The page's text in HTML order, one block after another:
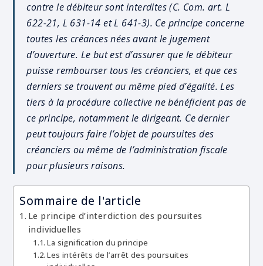
contre le débiteur sont interdites(C. Com. art. L
622-21, L 631-14 et L 641-3). Ce principe concerne
toutes les créances nées avant le jugement
d’ouverture. Le but est d’assurer que le débiteur
puisse rembourser tous les créanciers, et que ces
derniers se trouvent au même pied d’égalité. Les
tiers à la procédure collective ne bénéficient pas de
ce principe, notamment le dirigeant. Ce dernier
peut toujours faire l’objet de poursuites des
créanciers ou même de l’administration fiscale
pour plusieurs raisons.
Sommaire de l'article
Le principe d’interdiction des poursuites
individuelles
La signification du principe
Les intérêts de l’arrêt des poursuites